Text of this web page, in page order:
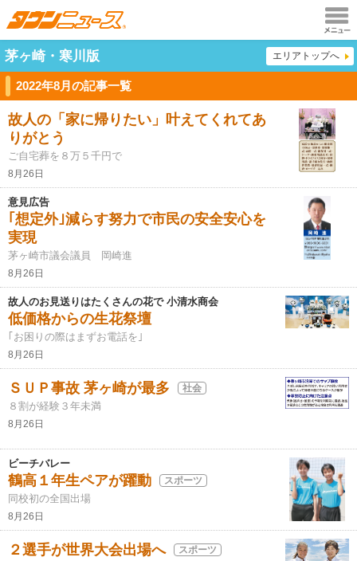
メニュ
ー
茅ヶ崎・寒川版 エリアトップへ
2022年8月の記事一覧
故人の「家に帰りたい」叶えてくれてあ
りがとう
ご自宅葬を８万５千円で
8月26日
意見広告
｢想定外｣減らす努力で市民の安全安心を
実現
茅ヶ崎市議会議員 岡崎進
8月26日
故人のお見送りはたくさんの花で 小清水商会
低価格からの生花祭壇
｢お困りの際はまずお電話を｣
8月26日
ＳＵＰ事故 茅ヶ崎が最多 社会
８割が経験３年未満
8月26日
ビーチバレー
鶴高１年生ペアが躍動 スポーツ
同校初の全国出場
8月26日
２選手が世界大会出場へ スポーツ